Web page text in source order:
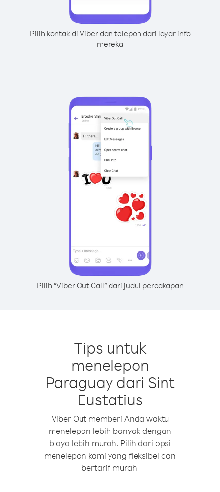
Pilih kontak di Viber dan telepon dari layar info
mereka
Pilih “Viber Out Call” dari judul percakapan
Tips untuk
menelepon
Paraguay dari Sint
Eustatius
Viber Out memberi Anda waktu
menelepon lebih banyak dengan
biaya lebih murah. Pilih dari opsi
menelepon kami yang fleksibel dan
bertarif murah: